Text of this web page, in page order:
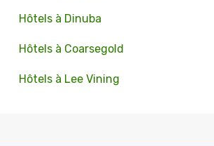
Hôtels à Dinuba
Hôtels à Coarsegold
Hôtels à Lee Vining